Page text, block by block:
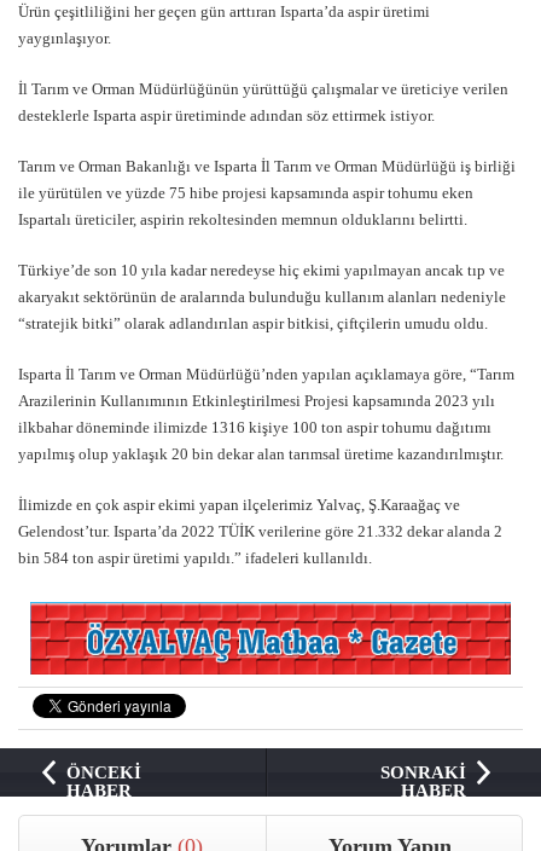
Ürün çeşitliliğini her geçen gün arttıran Isparta’da aspir üretimi
yaygınlaşıyor.
İl Tarım ve Orman Müdürlüğünün yürüttüğü çalışmalar ve üreticiye verilen
desteklerle Isparta aspir üretiminde adından söz ettirmek istiyor.
Tarım ve Orman Bakanlığı ve Isparta İl Tarım ve Orman Müdürlüğü iş birliği
ile yürütülen ve yüzde 75 hibe projesi kapsamında aspir tohumu eken
Ispartalı üreticiler, aspirin rekoltesinden memnun olduklarını belirtti.
Türkiye’de son 10 yıla kadar neredeyse hiç ekimi yapılmayan ancak tıp ve
akaryakıt sektörünün de aralarında bulunduğu kullanım alanları nedeniyle
“stratejik bitki” olarak adlandırılan aspir bitkisi, çiftçilerin umudu oldu.
Isparta İl Tarım ve Orman Müdürlüğü’nden yapılan açıklamaya göre, “Tarım
Arazilerinin Kullanımının Etkinleştirilmesi Projesi kapsamında 2023 yılı
ilkbahar döneminde ilimizde 1316 kişiye 100 ton aspir tohumu dağıtımı
yapılmış olup yaklaşık 20 bin dekar alan tarımsal üretime kazandırılmıştır.
İlimizde en çok aspir ekimi yapan ilçelerimiz Yalvaç, Ş.Karaağaç ve
Gelendost’tur. Isparta’da 2022 TÜİK verilerine göre 21.332 dekar alanda 2
bin 584 ton aspir üretimi yapıldı.” ifadeleri kullanıldı.
ÖNCEKİ
HABER
SONRAKİ
HABER